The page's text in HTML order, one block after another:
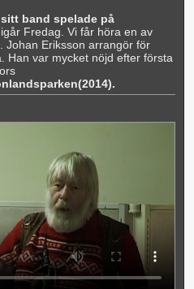
band spelade på
igår Fredag. Vi får höra en av
Johan Eriksson arrangör för
Han var mycket nöjd efter första